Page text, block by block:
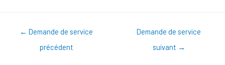
← Demande de service
précédent
Demande de service
suivant →